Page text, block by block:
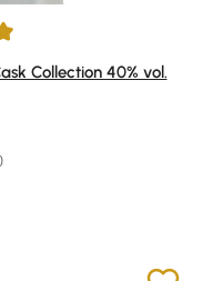
5 Sternen
Collection 40% vol.